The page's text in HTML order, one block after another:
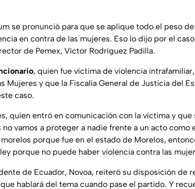
se pronunció para que se aplique todo el peso
en contra de las mujeres. Eso lo dijo por el
de Pemex, Víctor Rodríguez Padilla.
, quien fue víctima de violencia
Mujeres y que la Fiscalía General de Justicia del
caso.
quien entró en comunicación con la víctima y que
vamos a proteger a nadie frente a un acto como
porque fue en el estado de Morelos,
porque no puede haber violencia contra las
de Ecuador, Novoa, reiteró su disposición de
hablará del tema cuando pase el partido. Y